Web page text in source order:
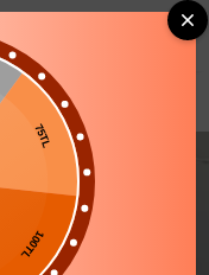
0
75TL
100TL